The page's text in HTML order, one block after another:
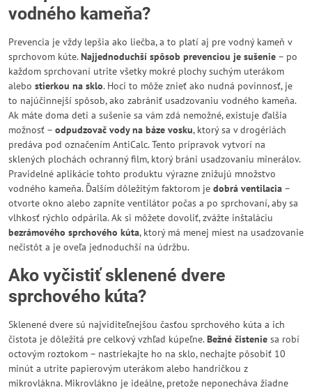
vodného kameňa?
Prevencia je vždy lepšia ako liečba, a to platí aj pre vodný kameň v
sprchovom kúte.Najjednoduchší spôsob prevenciou je sušenie – po
každom sprchovaní utrite všetky mokré plochy suchým uterákom
alebo stierkou na sklo. Hoci to môže znieť ako nudná povinnosť, je
to najúčinnejší spôsob, ako zabrániť usadzovaniu vodného kameňa.
Ak máte doma deti a sušenie sa vám zdá nemožné, existuje ďalšia
možnosť – odpudzovač vody na báze vosku, ktorý sa v drogériách
predáva pod označením AntiCalc. Tento prípravok vytvorí na
sklených plochách ochranný film, ktorý bráni usadzovaniu minerálov.
Pravidelné aplikácie tohto produktu výrazne znižujú množstvo
vodného kameňa. Ďalším dôležitým faktorom je dobrá ventilacia –
otvorte okno alebo zapnite ventilátor počas a po sprchovaní, aby sa
vlhkosť rýchlo odpárila. Ak si môžete dovoliť, zvážte inštaláciu
bezrámového sprchového kúta, ktorý má menej miest na usadzovanie
nečistôt a je oveľa jednoduchší na údržbu.
Ako vyčistiť sklenené dvere
sprchového kúta?
Sklenené dvere sú najviditeľnejšou časťou sprchového kúta a ich
čistota je dôležitá pre celkový vzhľad kúpeľne.Bežné čistenie sa robí
octovým roztokom – nastriekajte ho na sklo, nechajte pôsobiť 10
minút a utrite papierovým uterákom alebo handričkou z
mikrovlákna. Mikrovlákno je ideálne, pretože neponecháva žiadne